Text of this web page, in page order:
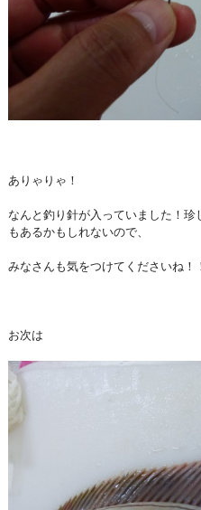
ありゃりゃ！
なんと釣り針が入っていました！
もあるかもしれないので、
みなさんも気をつけてくださいね！
お次は